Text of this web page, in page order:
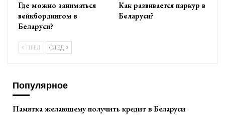
Где можно заниматься
вейкбордингом в
Беларуси?
Как развивается паркур в
Беларуси?
ПРЕД СЛЕД
Популярное
Памятка желающему получить кредит в Беларуси